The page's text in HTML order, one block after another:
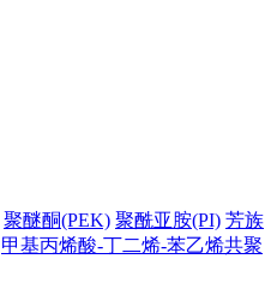
聚醚酮(PEK) 聚酰亚胺(PI) 芳族
甲基丙烯酸-丁二烯-苯乙烯共聚